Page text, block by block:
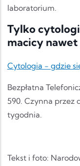
laboratorium.
Tylko
macicy
Cytologia - gdzie
Bezpłatna
590. Czynna przez
tygodnia.
Tekst i foto: